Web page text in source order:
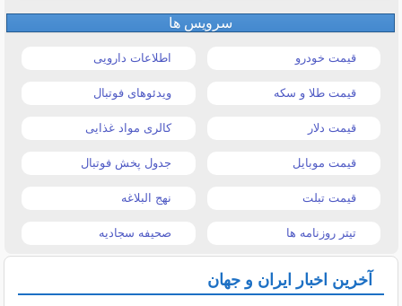
سرویس ها
قیمت خودرو اطلاعات دارویی
قیمت طلا و سکه ویدئوهای فوتبال
قیمت دلار کالری مواد غذایی
قیمت موبایل جدول پخش فوتبال
قیمت تبلت نهج البلاغه
تیتر روزنامه ها صحیفه سجادیه
آخرین اخبار ایران و جهان